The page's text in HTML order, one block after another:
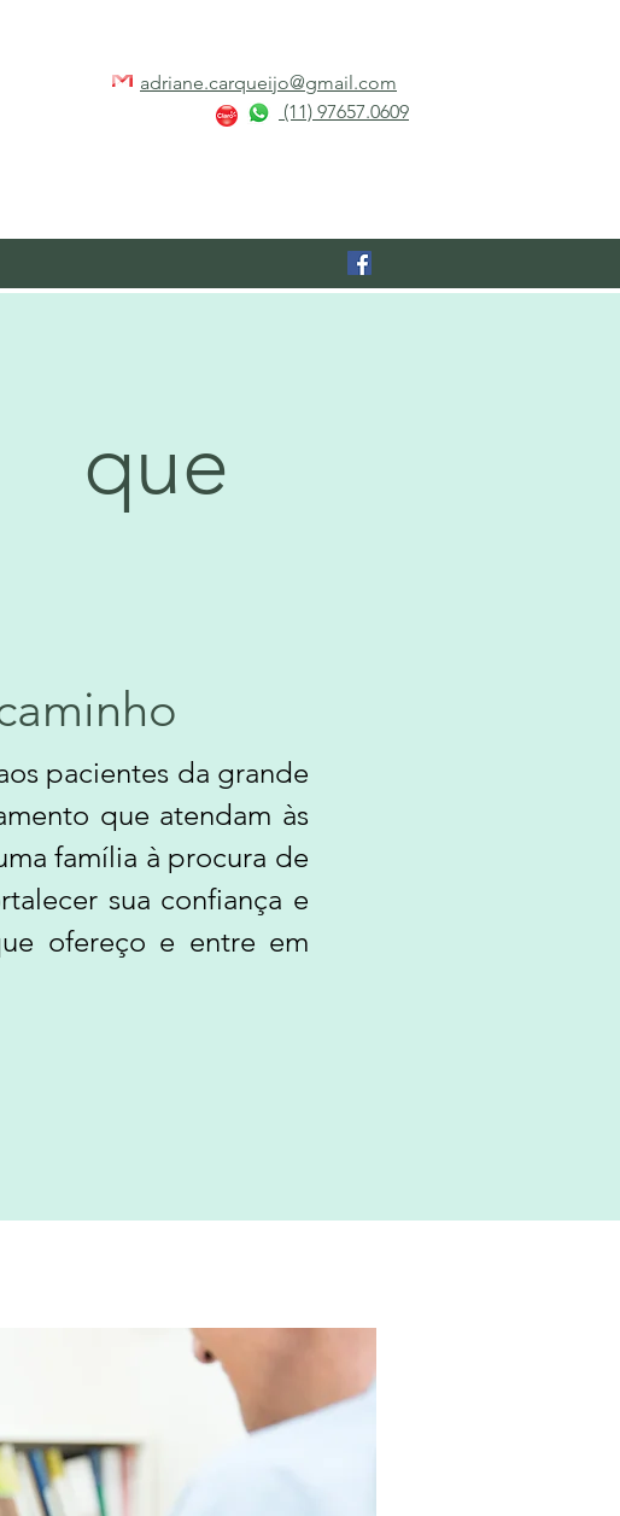
adriane.carqueijo@gmail.com
(11) 97657.0609
pacientes da grande
que atendam às
família à procura de
sua confiança e
ofereço e entre em